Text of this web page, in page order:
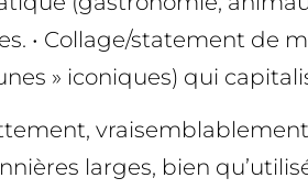
• Collage/statement de
» iconiques) qui
larges, bien